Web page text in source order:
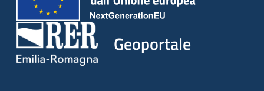
Geoportale